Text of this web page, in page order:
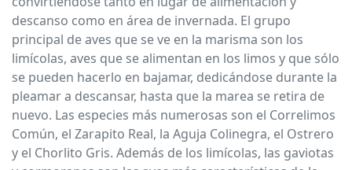
descanso como en área de invernada. El grupo
principal de aves que se ve en la marisma son los
limícolas, aves que se alimentan en los limos y que sólo
se pueden hacerlo en bajamar, dedicándose durante la
pleamar a descansar, hasta que la marea se retira de
nuevo. Las especies más numerosas son el Correlimos
Común, el Zarapito Real, la Aguja Colinegra, el Ostrero
y el Chorlito Gris. Además de los limícolas, las gaviotas